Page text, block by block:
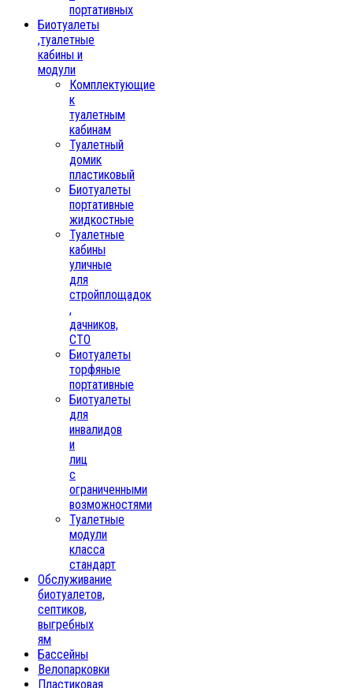
портативных
Биотуалеты
,туалетные
кабины и
модули
Комплектующие
к
туалетным
кабинам
Туалетный
домик
пластиковый
Биотуалеты
портативные
жидкостные
Туалетные
кабины
уличные
для
стройплощадок
,
дачников,
СТО
Биотуалеты
торфяные
портативные
Биотуалеты
для
инвалидов
и
лиц
с
ограниченными
возможностями
Туалетные
модули
класса
стандарт
Обслуживание
биотуалетов,
септиков,
выгребных
ям
Бассейны
Велопарковки
Пластиковая